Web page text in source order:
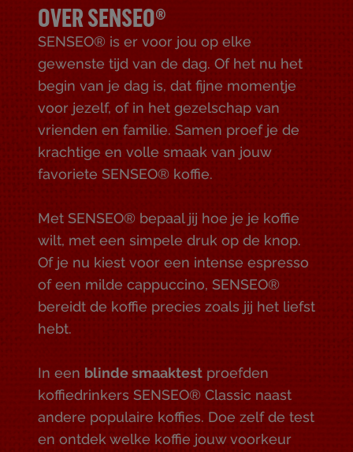
OVER SENSEO®
SENSEO® is er voor jou op elke
gewenste tijd van de dag. Of het nu het
begin van je dag is, dat fijne momentje
voor jezelf, of in het gezelschap van
vrienden en familie. Samen proef je de
krachtige en volle smaak van jouw
favoriete SENSEO® koffie.
Met SENSEO® bepaal jij hoe je je koffie
wilt, met een simpele druk op de knop.
Of je nu kiest voor een intense espresso
of een milde cappuccino, SENSEO®
bereidt de koffie precies zoals jij het liefst
hebt.
In een blinde smaaktest proefden
koffiedrinkers SENSEO® Classic naast
andere populaire koffies. Doe zelf de test
en ontdek welke koffie jouw voorkeur